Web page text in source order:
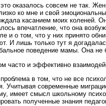
оказалось совсем не так.
ко мне и свой
касанием моих коленей.
впечатление, что она
и о том, что у них принято
И лишь только тут я
поведение мамы. Она не
часто и эффективно
в том, что не все
Учитывая современные
имеет смысл школьному
полученные знания